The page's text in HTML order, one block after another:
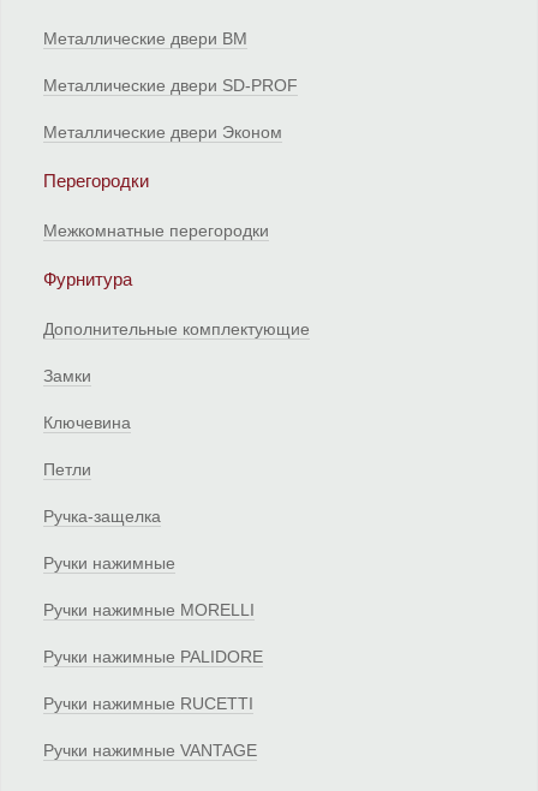
Металлические двери ВМ
Металлические двери SD-PROF
Металлические двери Эконом
Перегородки
Межкомнатные перегородки
Фурнитура
Дополнительные комплектующие
Замки
Ключевина
Петли
Ручка-защелка
Ручки нажимные
Ручки нажимные MORELLI
Ручки нажимные PALIDORE
Ручки нажимные RUCETTI
Ручки нажимные VANTAGE